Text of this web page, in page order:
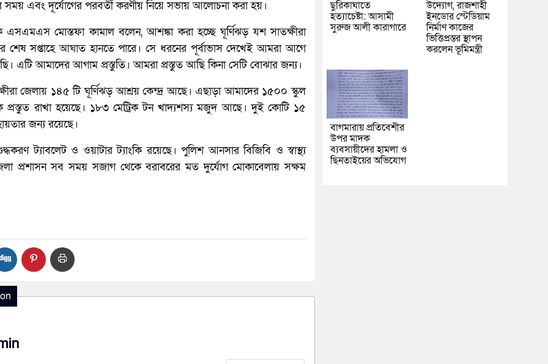
সময় এবং দূর্যোগের পরবর্তী করণীয় নিয়ে সভায় আলোচনা করা হয়।
এসএমএস মোস্তফা কামাল বলেন, আশঙ্কা করা হচ্ছে ঘূর্ণিঝড় যশ সাতক্ষীরা
শেষ সপ্তাহে আঘাত হানতে পারে। সে ধরনের পূর্বাভাস দেখেই আমরা আগে
এটি আমাদের আগাম প্রস্তুতি। আমরা প্রস্তুত আছি কিনা সেটি বোঝার জন্য।
জেলায় ১৪৫ টি ঘূর্ণিঝড় আশ্রয় কেন্দ্র আছে। এছাড়া আমাদের ১৫০০ স্কুল
প্রস্তুত রাখা হয়েছে। ১৮৩ মেট্রিক টন খাদ্যশস্য মজুদ আছে। দুই কোটি ১৫
জন্য রয়েছে।
ট্যাবলেট ও ওয়াটার ট্যাংকি রয়েছে। পুলিশ আনসার বিজিবি ও স্বাস্থ্য
প্রশাসন সব সময় সজাগ থেকে বরাবরের মত দুর্যোগ মোকাবেলায় সক্ষম
ছুরিকাঘাতে
হত্যাচেষ্টা: আসামী
সুরুজ আলী কারাগারে
উদ্যোগ, রাজশাহী
ইনডোর স্টেডিয়াম
নির্মাণ কাজের
ভিত্তিপ্রস্তর স্থাপন
করলেন ভূমিমন্ত্রী
বাগমারায় প্রতিবেশীর
উপর মাদক
ব্যবসায়ীদের হামলা ও
ছিনতাইয়ের অভিযোগ